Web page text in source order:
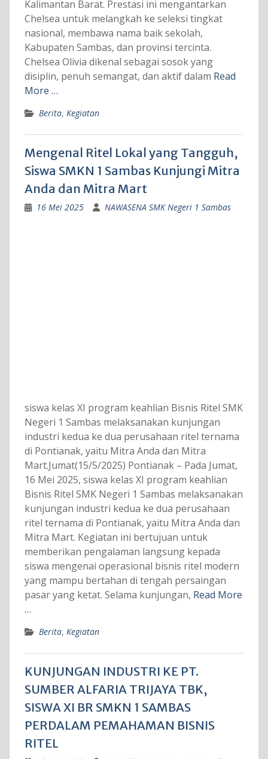
Kalimantan Barat. Prestasi ini mengantarkan
Chelsea untuk melangkah ke seleksi tingkat
nasional, membawa nama baik sekolah,
Kabupaten Sambas, dan provinsi tercinta.
Chelsea Olivia dikenal sebagai sosok yang
disiplin, penuh semangat, dan aktif dalam Read
More …
Berita, Kegiatan
Mengenal Ritel Lokal yang Tangguh,
Siswa SMKN 1 Sambas Kunjungi Mitra
Anda dan Mitra Mart
16 Mei 2025 NAWASENA SMK Negeri 1 Sambas
siswa kelas XI program keahlian Bisnis Ritel SMK
Negeri 1 Sambas melaksanakan kunjungan
industri kedua ke dua perusahaan ritel ternama
di Pontianak, yaitu Mitra Anda dan Mitra
Mart.Jumat(15/5/2025) Pontianak – Pada Jumat,
16 Mei 2025, siswa kelas XI program keahlian
Bisnis Ritel SMK Negeri 1 Sambas melaksanakan
kunjungan industri kedua ke dua perusahaan
ritel ternama di Pontianak, yaitu Mitra Anda dan
Mitra Mart. Kegiatan ini bertujuan untuk
memberikan pengalaman langsung kepada
siswa mengenai operasional bisnis ritel modern
yang mampu bertahan di tengah persaingan
pasar yang ketat. Selama kunjungan, Read More
…
Berita, Kegiatan
KUNJUNGAN INDUSTRI KE PT.
SUMBER ALFARIA TRIJAYA TBK,
SISWA XI BR SMKN 1 SAMBAS
PERDALAM PEMAHAMAN BISNIS
RITEL